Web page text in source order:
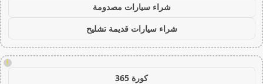
شراء سيارات مصدومة
شراء سيارات قديمة تشليح
!
كورة 365